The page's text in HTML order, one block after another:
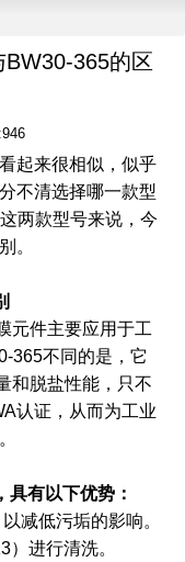
365的区
起来很相似，似乎
不清选择哪一款型
两款型号来说，今
。
元件主要应用于工
365不同的是，它
和脱盐性能，只不
认证，从而为工业
有以下优势：
减低污垢的影响。
进行清洗。